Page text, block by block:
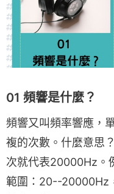
01 頻響是什麼？
頻響又叫頻率響應，
複的次數。什麼意思
次就代表20000Hz。
範圍：20--20000Hz